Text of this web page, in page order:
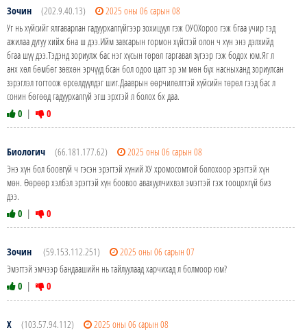
Зочин (202.9.40.13)
2025 оны 06 сарын 08
Уг нь хүйсийг ялгаварлан гадуурхалгүйгээр зохицуул гэж ОУОХороо гэж бгаа учир тэд
ажилаа дутуу хийж бна ш дээ.Ийм завсарын гормон хүйстэй олон ч хүн энэ дэлхийд
бгаа шүү дээ.Тэдэнд зориулж бас нэг хүсын төрөл гаргавал зүгээр гэж бодох юм.Яг л
анх хөл бөмбөг зөвхөн эрчүүд бсан бол одоо цагт эр эм мөн бүх насныханд зориулсан
зэрэглэл тогтоож өрсөлдүүлдэг шиг.Дааврын өөрчилөлттэй хүйсийн төрөл гээд бас л
сонин бөгөөд гадуурхалгүй эгш эрхтэй л болох бх даа.
0 | 0
Биологич (66.181.177.62)
2025 оны 06 сарын 08
Энэ хүн бол боовгүй ч гэсэн эрэгтэй хүний ХУ хромосомтой болохоор эрэгтэй хүн
мөн. Өөрөөр хэлбэл эрэгтэй хүн боовоо авахуулчихвэл эмэгтэй гэж тооцохгүй биз
дээ.
0 | 0
Зочин (59.153.112.251)
2025 оны 06 сарын 07
Эмэгтэй эмчээр бандаашийн нь тайлуулаад харчихад л болмоор юм?
0 | 0
Х (103.57.94.112) 2025 оны 06 сарын 08